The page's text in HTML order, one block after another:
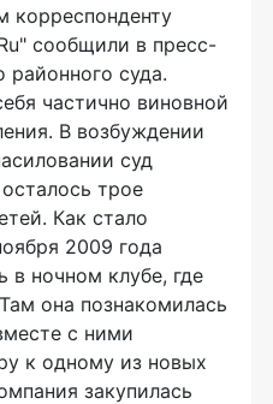
корреспонденту
сообщили в пресс-
районного суда.
частично виновной
В возбуждении
суд
трое
Как стало
2009 года
в ночном клубе, где
она познакомилась
с ними
к одному из новых
закупилась